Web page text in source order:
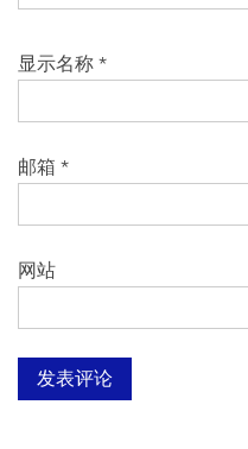
显示名称 *
邮箱 *
网站